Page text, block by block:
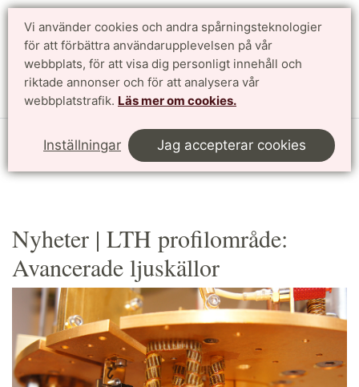
Vi använder cookies och andra spårningsteknologier
för att förbättra användarupplevelsen på vår
webbplats, för att visa dig personligt innehåll och
riktade annonser och för att analysera vår
webbplatstrafik. Läs mer om cookies.
Inställningar Jag accepterar cookies
Sök
Profilområden
Avancerade ljuskällor
Nyheter | LTH profilområde:
Avancerade ljuskällor